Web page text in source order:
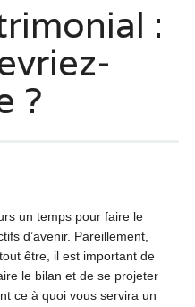
:
?
un temps pour faire le
d’avenir. Pareillement,
être, il est important de
le bilan et de se projeter
ce à quoi vous servira un